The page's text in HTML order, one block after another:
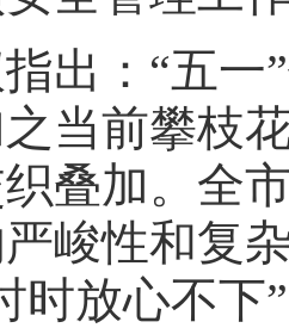
：“五一”
当前攀枝
叠加。全
峻性和复
时放心不下